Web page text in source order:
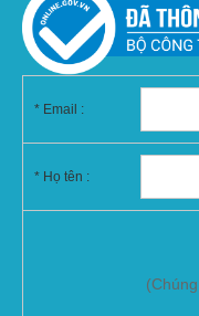
* Email :
* Họ tên :